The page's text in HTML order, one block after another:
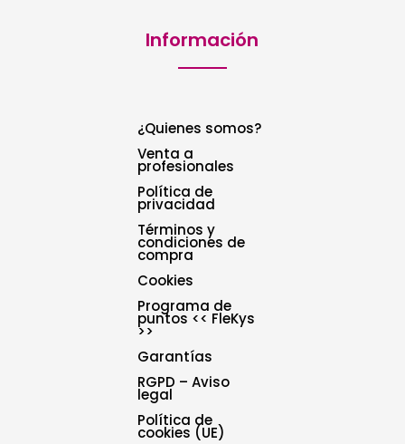
Información
¿Quienes somos?
Venta a
profesionales
Política de
privacidad
Términos y
condiciones de
compra
Cookies
Programa de
puntos << FleKys
>>
Garantías
RGPD – Aviso
legal
Política de
cookies (UE)